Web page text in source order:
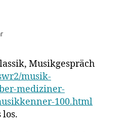
Musikgespräch
musik-
mediziner-
100.html
los.